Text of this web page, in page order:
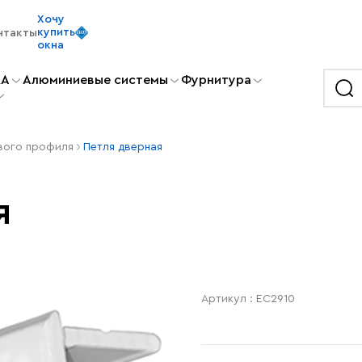
Хочу
купить
окна
Алюминиевые системы Фурнитура
профиля Петля дверная
Артикул : EC2910